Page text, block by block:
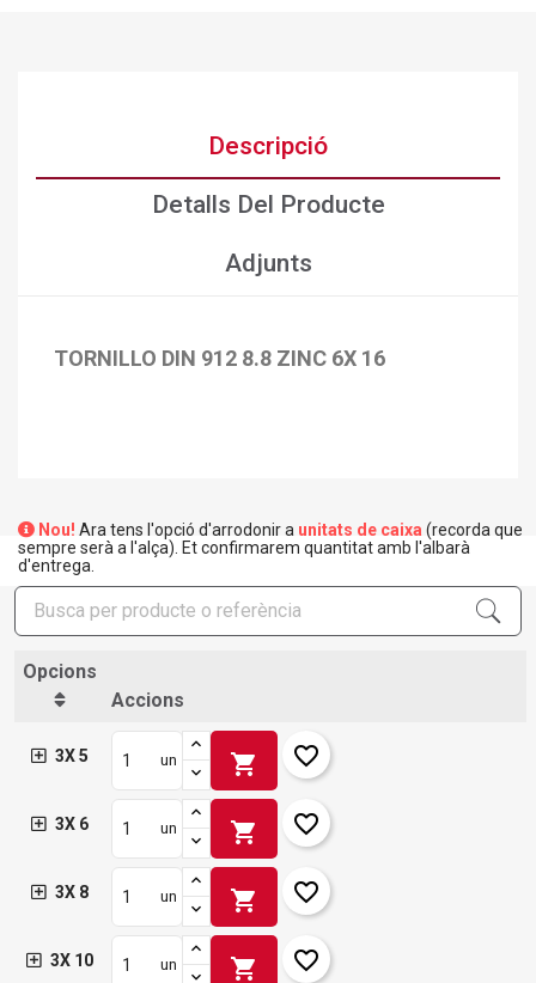
Descripció
Detalls Del Producte
Adjunts
TORNILLO DIN 912 8.8 ZINC 6X 16
Nou! Ara tens l'opció d'arrodonir a unitats de caixa (recorda que
sempre serà a l'alça). Et confirmarem quantitat amb l'albarà
d'entrega.
Opcions
Accions
3X 5 un shopping_cart favorite_border
3X 6 un shopping_cart favorite_border
3X 8 un shopping_cart favorite_border
3X 10 un shopping_cart favorite_border